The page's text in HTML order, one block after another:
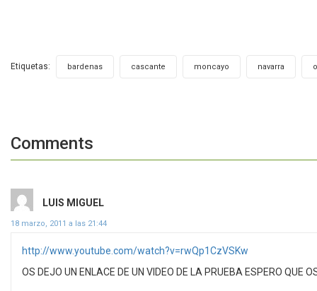
Etiquetas: bardenas cascante moncayo navarra
Comments
LUIS MIGUEL
18 marzo, 2011 a las 21:44
http://www.youtube.com/watch?v=rwQp1CzVSKw
OS DEJO UN ENLACE DE UN VIDEO DE LA PRUEBA ESPERO QUE